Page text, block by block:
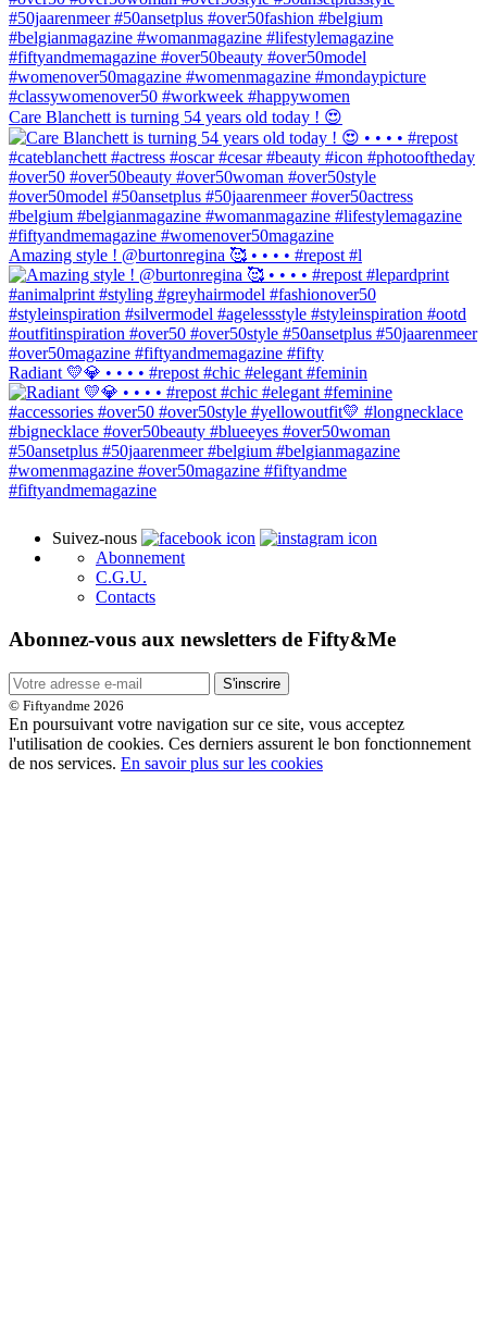
Care Blanchett is turning 54 years old today ! 😍
Amazing style ! @burtonregina 🥰 • • • • #repost #l
Radiant 💛💎 • • • • #repost #chic #elegant #feminin
Suivez-nous
Abonnement
C.G.U.
Contacts
Abonnez-vous aux newsletters de Fifty&Me
S'inscrire
© Fiftyandme 2026
En poursuivant votre navigation sur ce site, vous acceptez
l'utilisation de cookies. Ces derniers assurent le bon fonctionnement
de nos services. En savoir plus sur les cookies